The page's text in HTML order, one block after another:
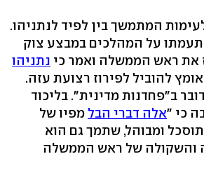
המתמשך בין לפיד לנתניהו.
על המהלכים במבצע צוק
את ראש הממשלה ואמר כי נתניהו
להוביל לפירוז רצועת עזה.
ב"פחדנות מדינית". בליכוד
כי "אלה דברי הבל מפיו של
ומבוהל, שתמך גם הוא
והשקולה של ראש הממשלה